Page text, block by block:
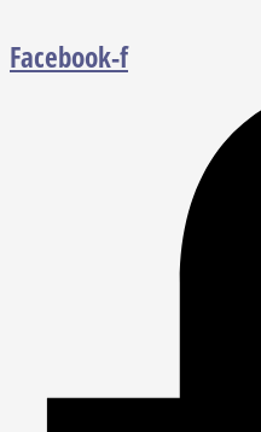
Facebook-f